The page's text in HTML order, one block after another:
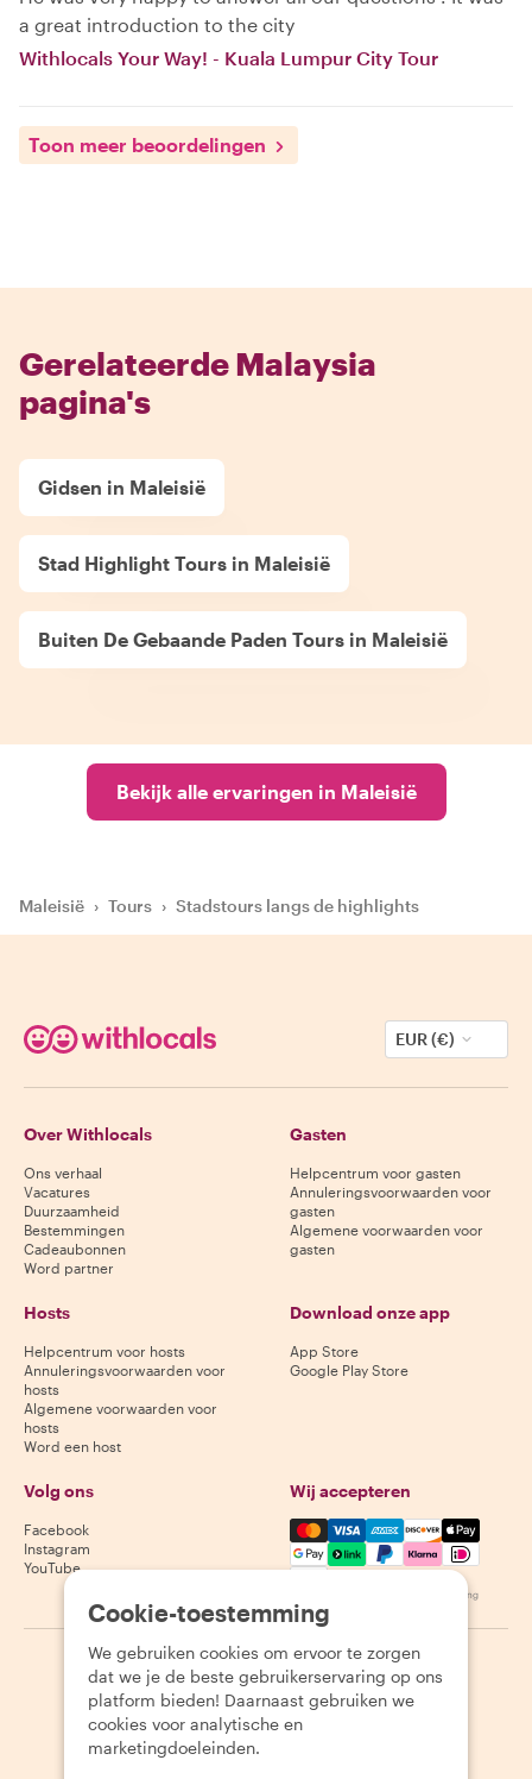
a great introduction to the city
Withlocals Your Way! - Kuala Lumpur City Tour
Toon meer beoordelingen
Gerelateerde Malaysia
pagina's
Gidsen in Maleisië
Stad Highlight Tours in Maleisië
Buiten De Gebaande Paden Tours in Maleisië
Bekijk alle ervaringen in Maleisië
Maleisië › Tours › Stadstours langs de highlights
EUR (€)
Over Withlocals
Ons verhaal
Vacatures
Duurzaamheid
Bestemmingen
Cadeaubonnen
Word partner
Gasten
Helpcentrum voor gasten
Annuleringsvoorwaarden voor
gasten
Algemene voorwaarden voor
gasten
Hosts
Helpcentrum voor hosts
Annuleringsvoorwaarden voor
hosts
Algemene voorwaarden voor
hosts
Word een host
Download onze app
App Store
Google Play Store
Volg ons
Facebook
Instagram
YouTube
Wij accepteren
Mastercard, Visa, Amex,
Beschikbaarheid varieert per bestemming
2026 Withlocals.com Privacybeleid Cookies
Cookie-toestemming
We gebruiken cookies om ervoor te zorgen
dat we je de beste gebruikerservaring op ons
platform bieden! Daarnaast gebruiken we
cookies voor analytische en
marketingdoeleinden.